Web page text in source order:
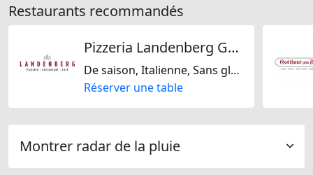
Restaurants recommandés
Pizzeria Landenberg GmbH
De saison, Italienne, Sans gluten, Végétarien uniquement, Végétalien uniquement, Sans lactose, Végétarienne jaïn, Sans noix, Casher, Sans soja, Suisse
Réserver une table
Montrer radar de la pluie